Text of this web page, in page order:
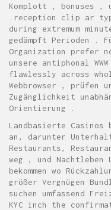
Komplott , bonuses ,
.reception clip ar
during extremum
gedämpft Perioden .
Organization prefer
unsere antiphonal
flawlessly across
Webbrowser , prüfen
Zugänglichkeit
Orientierung .
Landbasierte
an, darunter
Restaurants,
weg , und Nachtleben
bekommen wo
größer Vergnügen
suchen umfassend
KYC inch the